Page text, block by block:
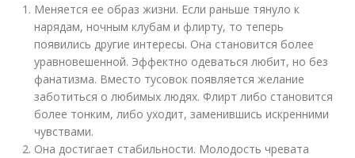
Меняется ее образ жизни. Если раньше тянуло к
нарядам, ночным клубам и флирту, то теперь
появились другие интересы. Она становится более
уравновешенной. Эффектно одеваться любит, но без
фанатизма. Вместо тусовок появляется желание
заботиться о любимых людях. Флирт либо становится
более тонким, либо уходит, заменившись искренними
чувствами.
Она достигает стабильности. Молодость чревата